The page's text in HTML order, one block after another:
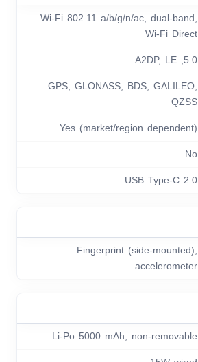
Wi-Fi 802.11 a/b/g/n/ac, dual-band,
Wi-Fi Direct
5.0, A2DP, LE
GPS, GLONASS, BDS, GALILEO,
QZSS
Yes (market/region dependent)
No
USB Type-C 2.0
Fingerprint (side-mounted),
accelerometer
Li-Po 5000 mAh, non-removable